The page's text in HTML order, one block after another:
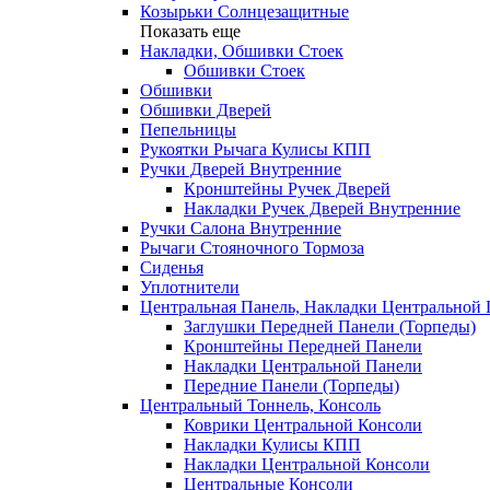
Козырьки Солнцезащитные
Показать еще
Накладки, Обшивки Стоек
Обшивки Стоек
Обшивки
Обшивки Дверей
Пепельницы
Рукоятки Рычага Кулисы КПП
Ручки Дверей Внутренние
Кронштейны Ручек Дверей
Накладки Ручек Дверей Внутренние
Ручки Салона Внутренние
Рычаги Стояночного Тормоза
Сиденья
Уплотнители
Центральная Панель, Накладки Центральной
Заглушки Передней Панели (Торпеды)
Кронштейны Передней Панели
Накладки Центральной Панели
Передние Панели (Торпеды)
Центральный Тоннель, Консоль
Коврики Центральной Консоли
Накладки Кулисы КПП
Накладки Центральной Консоли
Центральные Консоли